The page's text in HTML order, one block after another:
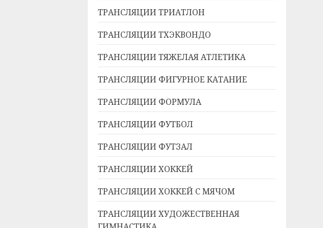
ТРАНСЛЯЦИИ ТРИАТЛОН
ТРАНСЛЯЦИИ ТХЭКВОНДО
ТРАНСЛЯЦИИ ТЯЖЕЛАЯ АТЛЕТИКА
ТРАНСЛЯЦИИ ФИГУРНОЕ КАТАНИЕ
ТРАНСЛЯЦИИ ФОРМУЛА
ТРАНСЛЯЦИИ ФУТБОЛ
ТРАНСЛЯЦИИ ФУТЗАЛ
ТРАНСЛЯЦИИ ХОККЕЙ
ТРАНСЛЯЦИИ ХОККЕЙ С МЯЧОМ
ТРАНСЛЯЦИИ ХУДОЖЕСТВЕННАЯ